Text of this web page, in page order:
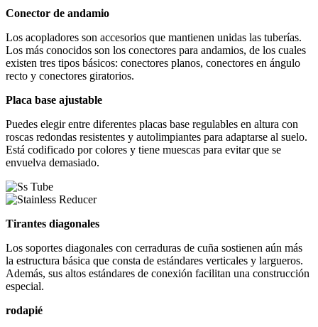
Conector de andamio
Los acopladores son accesorios que mantienen unidas las tuberías.
Los más conocidos son los conectores para andamios, de los cuales
existen tres tipos básicos: conectores planos, conectores en ángulo
recto y conectores giratorios.
Placa base ajustable
Puedes elegir entre diferentes placas base regulables en altura con
roscas redondas resistentes y autolimpiantes para adaptarse al suelo.
Está codificado por colores y tiene muescas para evitar que se
envuelva demasiado.
Tirantes diagonales
Los soportes diagonales con cerraduras de cuña sostienen aún más
la estructura básica que consta de estándares verticales y largueros.
Además, sus altos estándares de conexión facilitan una construcción
especial.
rodapié